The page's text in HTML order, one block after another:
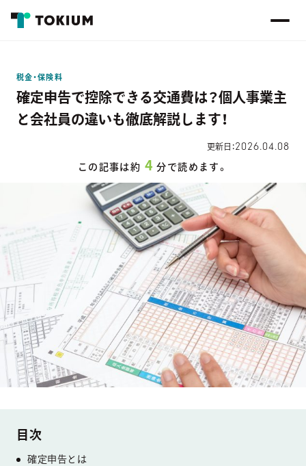
税金・保険料
確定申告で控除できる交通費は？個人事業主
と会社員の違いも徹底解説します！
更新日：2026.04.08
この記事は約 4分で読めます。
確定申告とは